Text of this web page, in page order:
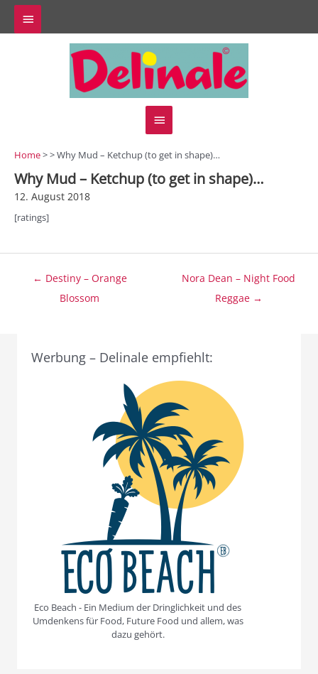
Zum
Inhalt
springen
Above
Hauptmenü
Home> > Why Mud – Ketchup (to get in shape)…
Why Mud – Ketchup (to get in shape)…
12. August 2018
[ratings]
Beitragsnavigation← Destiny – Orange
Blossom
Nora Dean – Night Food
Reggae →
Werbung – Delinale empfiehlt:
Eco Beach - Ein Medium der Dringlichkeit und des
Umdenkens für Food, Future Food und allem, was
dazu gehört.